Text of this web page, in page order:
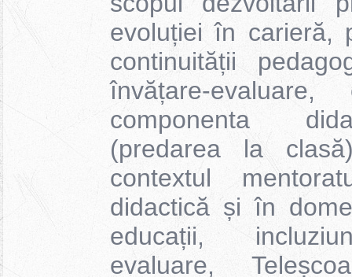
evoluției în carieră,
continuității
învățare-
componenta
(predarea la
contextul
didactică și în
educații,
evaluare,